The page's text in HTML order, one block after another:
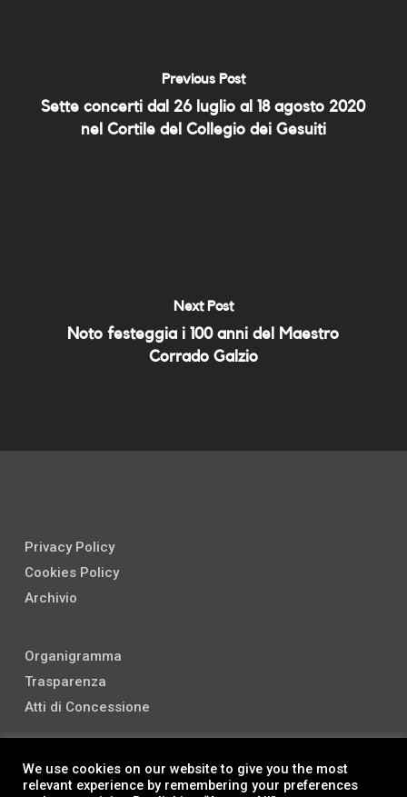
Previous Post
Sette concerti dal 26 luglio al 18 agosto 2020
nel Cortile del Collegio dei Gesuiti
Next Post
Noto festeggia i 100 anni del Maestro
Corrado Galzio
Privacy Policy
Cookies Policy
Archivio
Organigramma
Trasparenza
Atti di Concessione
We use cookies on our website to give you the most
relevant experience by remembering your preferences